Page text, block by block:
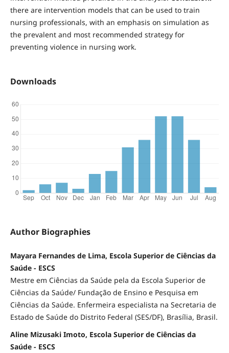
there are intervention models that can be used to train
nursing professionals, with an emphasis on simulation as
the prevalent and most recommended strategy for
preventing violence in nursing work.
Downloads
Author Biographies
Mayara Fernandes de Lima, Escola Superior de Ciências da
Saúde - ESCS
Mestre em Ciências da Saúde pela da Escola Superior de
Ciências da Saúde/ Fundação de Ensino e Pesquisa em
Ciências da Saúde. Enfermeira especialista na Secretaria de
Estado de Saúde do Distrito Federal (SES/DF), Brasília, Brasil.
Aline Mizusaki Imoto, Escola Superior de Ciências da
Saúde - ESCS